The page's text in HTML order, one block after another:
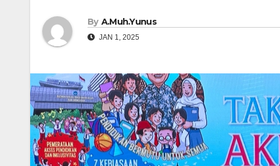
By A.Muh.Yunus
JAN 1, 2025